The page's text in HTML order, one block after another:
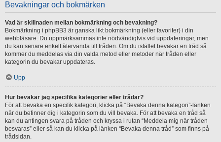
Bevakningar och bokmärken
Vad är skillnaden mellan bokmärkning och bevakning?
Bokmärkning i phpBB3 är ganska likt bokmärkning (eller favoriter) i din
webbläsare. Du uppmärksammas inte nödvändigtvis vid uppdateringar, men
du kan senare enkelt återvända till tråden. Om du istället bevakar en tråd så
kommer du meddelas via din valda metod eller metoder när tråden eller
kategorin du bevakar uppdateras.
Upp
Hur bevakar jag specifika kategorier eller trådar?
För att bevaka en specifik kategori, klicka på “Bevaka denna kategori”-länken
när du befinner dig i kategorin som du vill bevaka. För att bevaka en tråd så
kan du antingen svara på tråden och kryssa i rutan “Meddela mig när tråden
besvaras” eller så kan du klicka på länken “Bevaka denna tråd” som finns på
trådsidan.